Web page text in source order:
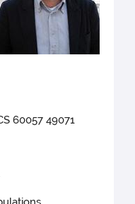
60057 49071